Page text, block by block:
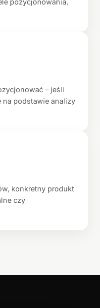
– jeśli
na podstawie analizy
konkretny produkt
czy